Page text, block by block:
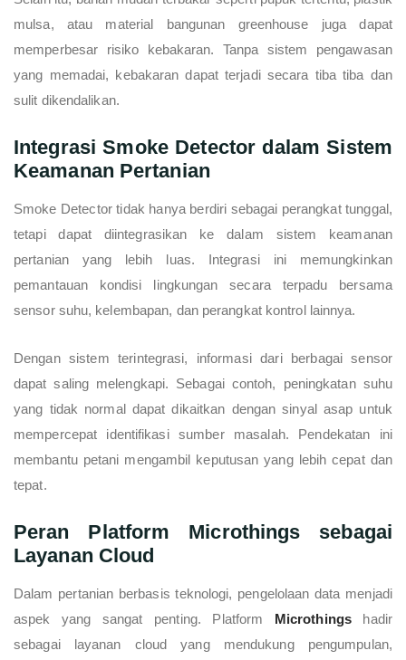
mulsa, atau material bangunan greenhouse juga dapat
memperbesar risiko kebakaran. Tanpa sistem pengawasan
yang memadai, kebakaran dapat terjadi secara tiba tiba dan
sulit dikendalikan.
Integrasi Smoke Detector dalam Sistem
Keamanan Pertanian
Smoke Detector tidak hanya berdiri sebagai perangkat tunggal,
tetapi dapat diintegrasikan ke dalam sistem keamanan
pertanian yang lebih luas. Integrasi ini memungkinkan
pemantauan kondisi lingkungan secara terpadu bersama
sensor suhu, kelembapan, dan perangkat kontrol lainnya.
Dengan sistem terintegrasi, informasi dari berbagai sensor
dapat saling melengkapi. Sebagai contoh, peningkatan suhu
yang tidak normal dapat dikaitkan dengan sinyal asap untuk
mempercepat identifikasi sumber masalah. Pendekatan ini
membantu petani mengambil keputusan yang lebih cepat dan
tepat.
Peran Platform Microthings sebagai
Layanan Cloud
Dalam pertanian berbasis teknologi, pengelolaan data menjadi
aspek yang sangat penting. Platform Microthings
hadir
sebagai layanan cloud yang mendukung pengumpulan,